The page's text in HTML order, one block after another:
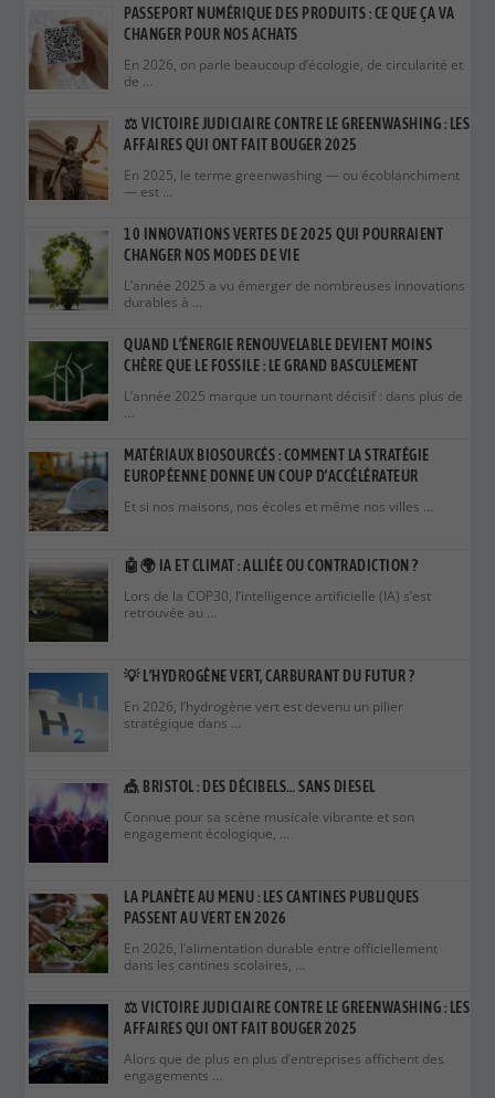
En 2025, le terme greenwashing — ou écoblanchiment
— est …
10 INNOVATIONS VERTES DE 2025 QUI POURRAIENT
L’année 2025 a vu émerger de nombreuses innovations
durables à …
QUAND L’ÉNERGIE RENOUVELABLE DEVIENT MOINS
L’année 2025 marque un tournant décisif : dans plus de
…
MATÉRIAUX BIOSOURCÉS : COMMENT LA STRATÉGIE
Et si nos maisons, nos écoles et même nos villes …
🤖🌍 IA ET CLIMAT : ALLIÉE OU CONTRADICTION ?
Lors de la COP30, l’intelligence artificielle (IA) s’est
retrouvée au …
En 2026, l’hydrogène vert est devenu un pilier
stratégique dans …
Connue pour sa scène musicale vibrante et son
engagement écologique, …
dans les cantines scolaires, …
Alors que de plus en plus d’entreprises affichent des
engagements …
EURIA : ET SI L’IA POUVAIT AUSSI ÊTRE BONNE POUR LA
À l’heure où l’intelligence artificielle est souvent
associée à une …
RECORD D’APPROBATIONS DE PROJETS RENOUVELABLES